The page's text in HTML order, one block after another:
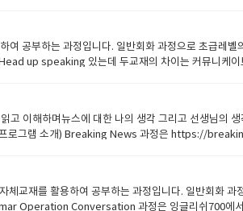
간단한 퀴즈도 진행가능 (전 시간에 배운 내용 복습
늘 배운 내용은 꼭 복습하기● 다음 수업 때 진행할
/ 돈 / 퍼스널리티 / 기억 추억/~~~~등등의 주제로 진
다그리고 특별하고 스페셜한 관심과 취미에 대해서
습니다. ​​ 여기에 나오는 단어에 대해서 정리를 하고
전달에 보조적 역활을 어떻게 하는지도 알아보네
각해본다면 고민을 좀해보세요 어떤경우에 우리가
??우정에 대해서 한번 생각해 볼까요 ​ 자 뛰어넘어
글리쉬700 레벨 기준 Beginner 3 부터 수강 가능​ 교
다양한 주제들을 섭렵하여 배경지식은 물론 영어
되는 주제의 기사검색은 수시로 필수● 특정 분야가
공부하는 과정입니다. 일반회화 과정으로 초급레벨
up speaking 있는데 두교재의 차이는 커뮤니케
회화 과정으로 특정 주제에 대한 article을 읽어본
벨시스템 기준으로 1권은 Beginner 1~2 레벨 수강
교재 안내)​ heads up speaking 1권: 교재 미리보
경지식 습득 가능● Article의 어휘 중에 초급자에게
수업시작 하면서 간단한 퀴즈도 진행가능 (전 시간에
초가 부족하기 때문에 예습보다는 복습을 철저하게
이해하며뉴스에 대한 나의 생각 그리고 선생님의
로그램 소개) Breaking News 과정은 https://
다 수강대상) Breaking News 과정은 회화를 연습하
의견을 말해야 하므로 어느정도 영어의 기본기 (읽
권: 교재 미리보기 ● https://
재를 활용하여 공부하는 과정입니다. 일반회화 과
Operation Conversation 과정은 잉글리쉬700에